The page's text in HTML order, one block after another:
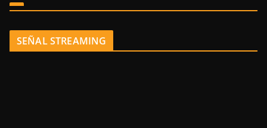
SEÑAL STREAMING